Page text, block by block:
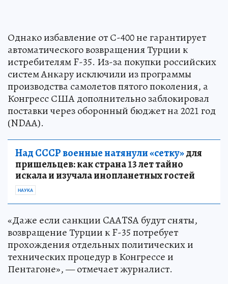
Однако избавление от С-400 не гарантирует
автоматического возвращения Турции к
истребителям F-35. Из-за покупки российских
систем Анкару исключили из программы
производства самолетов пятого поколения, а
Конгресс США дополнительно заблокировал
поставки через оборонный бюджет на 2021 год
(NDAA).
Над СССР военные натянули «сетку»для
пришельцев: как страна 13 лет тайно
искала и изучала инопланетных гостей
НАУКА
«Даже если санкции CAATSA будут сняты,
возвращение Турции к F-35 потребует
прохождения отдельных политических и
технических процедур в Конгрессе и
Пентагоне», — отмечает журналист.